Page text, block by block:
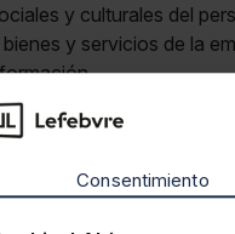
Consentimiento
y culturales del
y servicios de la
vivienda.
de vehículo.
gasolina.
de préstamos.